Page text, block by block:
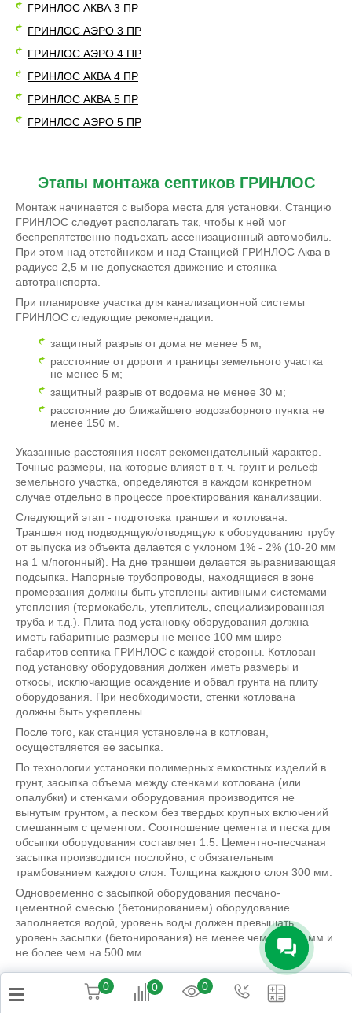
ГРИНЛОС АКВА 3 ПР
ГРИНЛОС АЭРО 3 ПР
ГРИНЛОС АЭРО 4 ПР
ГРИНЛОС АКВА 4 ПР
ГРИНЛОС АКВА 5 ПР
ГРИНЛОС АЭРО 5 ПР
Этапы монтажа септиков ГРИНЛОС
Монтаж начинается с выбора места для установки. Станцию
ГРИНЛОС следует располагать так, чтобы к ней мог
беспрепятственно подъехать ассенизационный автомобиль.
При этом над отстойником и над Станцией ГРИНЛОС Аква в
радиусе 2,5 м не допускается движение и стоянка
автотранспорта.
При планировке участка для канализационной системы
ГРИНЛОС следующие рекомендации:
защитный разрыв от дома не менее 5 м;
расстояние от дороги и границы земельного участка
не менее 5 м;
защитный разрыв от водоема не менее 30 м;
расстояние до ближайшего водозаборного пункта не
менее 150 м.
Указанные расстояния носят рекомендательный характер.
Точные размеры, на которые влияет в т. ч. грунт и рельеф
земельного участка, определяются в каждом конкретном
случае отдельно в процессе проектирования канализации.
Следующий этап - подготовка траншеи и котлована.
Траншея под подводящую/отводящую к оборудованию трубу
от выпуска из объекта делается с уклоном 1% - 2% (10-20 мм
на 1 м/погонный). На дне траншеи делается выравнивающая
подсыпка. Напорные трубопроводы, находящиеся в зоне
промерзания должны быть утеплены активными системами
утепления (термокабель, утеплитель, специализированная
труба и т.д.). Плита под установку оборудования должна
иметь габаритные размеры не менее 100 мм шире
габаритов септика ГРИНЛОС с каждой стороны. Котлован
под установку оборудования должен иметь размеры и
откосы, исключающие осаждение и обвал грунта на плиту
оборудования. При необходимости, стенки котлована
должны быть укреплены.
После того, как станция установлена в котлован,
осуществляется ее засыпка.
По технологии установки полимерных емкостных изделий в
грунт, засыпка объема между стенками котлована (или
опалубки) и стенками оборудования производится не
вынутым грунтом, а песком без твердых крупных включений
смешанным с цементом. Соотношение цемента и песка для
обсыпки оборудования составляет 1:5. Цементно-песчаная
засыпка производится послойно, с обязательным
трамбованием каждого слоя. Толщина каждого слоя 300 мм.
Одновременно с засыпкой оборудования песчано-
цементной смесью (бетонированием) оборудование
заполняется водой, уровень воды должен превышать
уровень засыпки (бетонирования) не менее чем на 200 мм и
не более чем на 500 мм
Возможные варианты сброса
0 0 0